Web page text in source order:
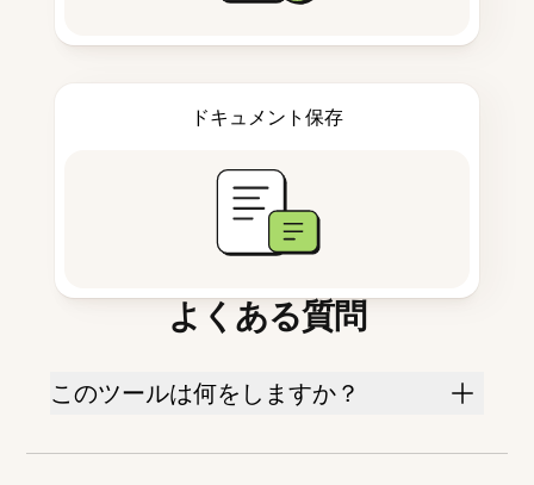
ドキュメント保存
よくある質問
このツールは何をしますか？